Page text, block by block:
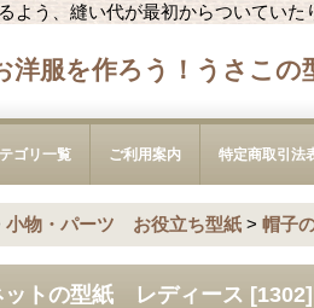
よう、縫い代が最初からついてい
洋服を作ろう！うさこの
ゴリ一覧 ご利用案内 特定商取引法
小物・パーツ お役立ち型紙 > 帽子
ットの型紙 レディース [1302]